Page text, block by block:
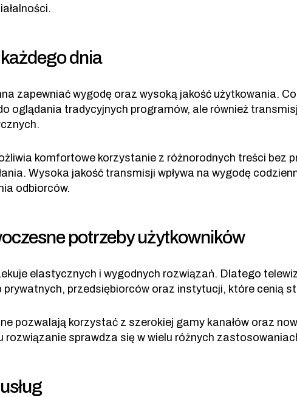
dnia
zapewniać wygodę oraz wysoką jakość użytkowania.
oglądania tradycyjnych programów, ale również
komfortowe korzystanie z różnorodnych treści bez
Wysoka jakość transmisji wpływa na wygodę
odbiorców.
potrzeby użytkowników
elastycznych i wygodnych rozwiązań. Dlatego
przedsiębiorców oraz instytucji, które cenią
pozwalają korzystać z szerokiej gamy kanałów oraz
rozwiązanie sprawdza się w wielu różnych